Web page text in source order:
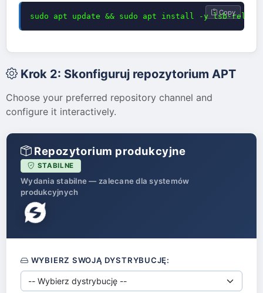
sudo apt update && sudo apt install -y lsb-
Copy
Krok 2: Skonfiguruj repozytorium APT
Choose your preferred repository channel and
configure it interactively.
Repozytorium produkcyjne
STABILNE
Wydania stabilne — zalecane dla systemów
produkcyjnych
WYBIERZ SWOJĄ DYSTRYBUCJĘ: